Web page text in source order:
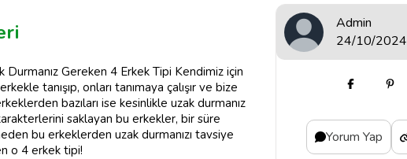
Gereken 4 Erkek Tipi Kendimiz için
tanışıp, onları tanımaya çalışır ve bize
bazıları ise kesinlikle uzak durmanız
saklayan bu erkekler, bir süre
bu erkeklerden uzak durmanızı tavsiye
o 4 erkek tipi!
Admin
24/10/2024
Yorum Yap